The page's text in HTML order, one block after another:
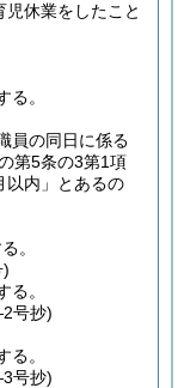
休業をしたこと
る。
員の同日に係る
第5条の3第1項
以内」とあるの
。
)
。
号抄)
る。
号抄)